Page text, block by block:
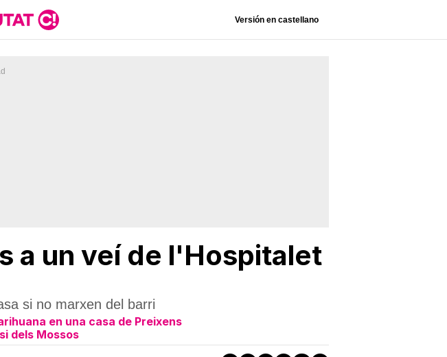
Versión en castellano
a un veí de l'Hospitalet
si no marxen del barri
en una casa de Preixens
dels Mossos